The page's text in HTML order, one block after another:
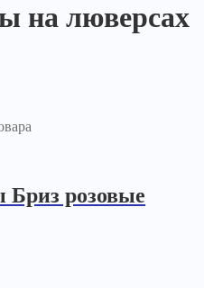
на люверсах
розовые